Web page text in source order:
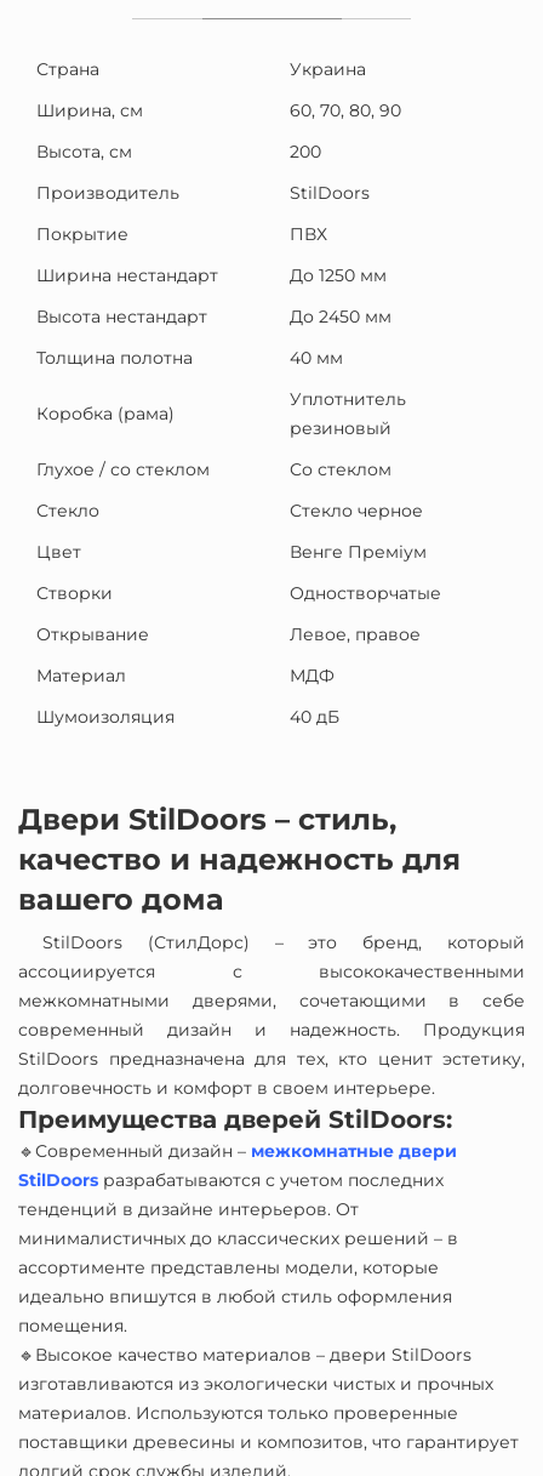
Страна
Украина
Ширина, см
60, 70, 80, 90
Высота, см
200
Производитель
StilDoors
Покрытие
ПВХ
Ширина нестандарт
До 1250 мм
Высота нестандарт
До 2450 мм
Толщина полотна
40 мм
Коробка (рама)
Уплотнитель
резиновый
Глухое / со стеклом
Со стеклом
Стекло
Стекло черное
Цвет
Венге Преміум
Створки
Одностворчатые
Открывание
Левое, правое
Материал
МДФ
Шумоизоляция
40 дБ
Двери StilDoors – стиль,
качество и надежность для
вашего дома
StilDoors (СтилДорс) – это бренд, который
ассоциируется с высококачественными
межкомнатными дверями, сочетающими в себе
современный дизайн и надежность. Продукция
StilDoors предназначена для тех, кто ценит эстетику,
долговечность и комфорт в своем интерьере.
Преимущества дверей StilDoors:
🔹Современный дизайн – межкомнатные двери
StilDoors разрабатываются с учетом последних
тенденций в дизайне интерьеров. От
минималистичных до классических решений – в
ассортименте представлены модели, которые
идеально впишутся в любой стиль оформления
помещения.
🔹Высокое качество материалов – двери StilDoors
изготавливаются из экологически чистых и прочных
материалов. Используются только проверенные
поставщики древесины и композитов, что гарантирует
долгий срок службы изделий.